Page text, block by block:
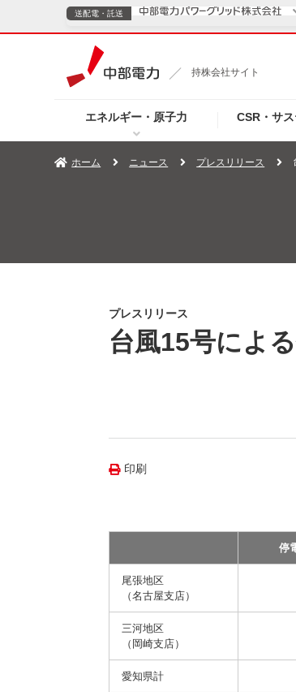
持株会社サイト
エネルギー・原子力 CSR・サ
送配電・託送
TOPページへ
電気・ガスのご
TOPページへ
ホーム ニュース プレスリリース
プレスリリース
台風15号によ
印刷
停
尾張地区
（名古屋支店）
三河地区
（岡崎支店）
愛知県計